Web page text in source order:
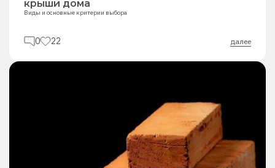
крыши дома
Виды и основные критерии выбора
0 22 далее